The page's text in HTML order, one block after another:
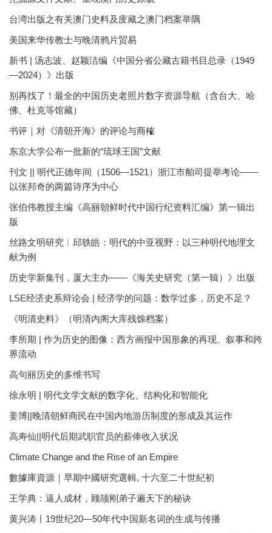
台湾出版之有关澳门史料及庋藏之澳门档案举隅
美国来华传教士与晚清鸦片贸易
新书 | 汤志波、赵颖洁编《中国分省公藏古籍书目总录（1949
—2024）》出版
别再找了！最全的中国历史老照片数字资源导航（含台大、哈
佛、杜克等馆藏）
书评｜对《清朝开海》的评论与商榷
东京大学公布一批新的“琉球王国”文献
刊文 || 明代正德年间（1506—1521）浙江市舶司提举考论——
以张邦奇的两篇诗序为中心
张伯伟教授主编《高丽朝鲜时代中国行纪资料汇编》第一辑出
版
丝路文明研究︱邱轶皓：明代的中亚视野：以三种明代地理文
献为例
历史学新集刊，厦大主办——《海关史研究（第一辑）》出版
LSE经济史系辩论会 | 经济学的问题：数学过多，历史不足？
《明清史料》（明清内阁大库残馀档案）
李所期 | 作为历史的图像：西方画报中国形象的再现、叙事和跨
界流动
高句丽历史的多维书写
徐永明 | 明代文学文献的数字化、结构化和智能化
姜博||晚清朝鲜商民在中国内地游历制度的形成及其运作
高寿仙||明代后期武职官员的薪俸收入状况
Climate Change and the Rise of an Empire
數據庫資源｜早期中國研究選輯, 十六至二十世紀初
王学典：逼人成材，顾颉刚弟子遍天下的秘诀
黄兴涛丨19世纪20—50年代中国新名词的生成与传播